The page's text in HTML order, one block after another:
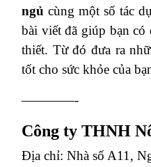
ngủ cùng một số tác
bài viết đã giúp bạn
thiết. Từ đó đưa ra
tốt cho sức khỏe của
————-
Công ty THNH
Địa chỉ: Nhà số A11,